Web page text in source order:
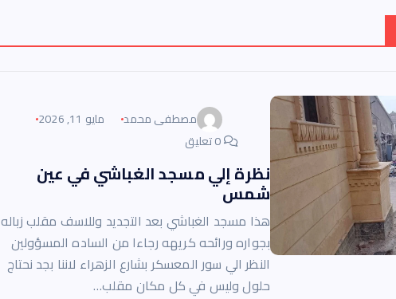
مصطفى محمد
مايو 11, 2026
نظرة إلي مسجد الغباشي في عين
شمس
هذا مسجد الغباشي بعد التجديد وللاسف مقلب زباله
بجواره ورائحه كريهه رجاءا من الساده المسؤولين
النظر الي سور المعسكر بشارع الزهراء لاننا بجد نحتاج
حلول وليس في كل مكان مقلب…